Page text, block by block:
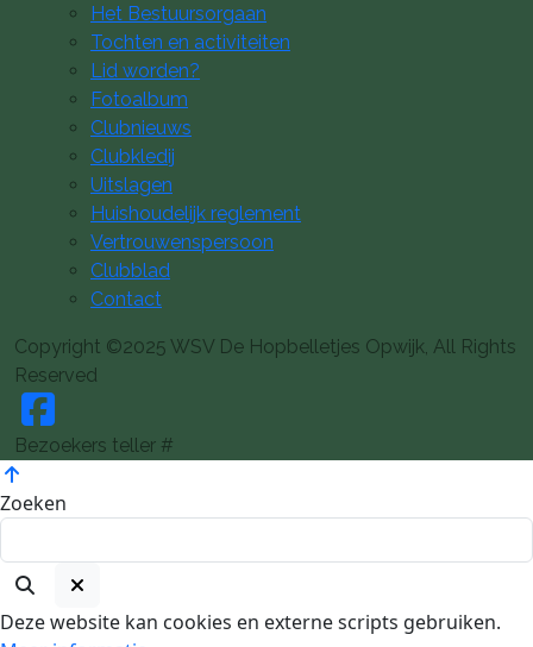
Het Bestuursorgaan
Tochten en activiteiten
Lid worden?
Fotoalbum
Clubnieuws
Clubkledij
Uitslagen
Huishoudelijk reglement
Vertrouwenspersoon
Clubblad
Contact
Copyright ©2025 WSV De Hopbelletjes Opwijk, All Rights
Reserved
Bezoekers teller #
Zoeken
Deze website kan cookies en externe scripts gebruiken.